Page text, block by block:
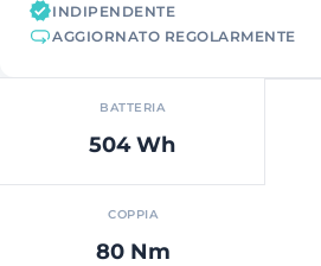
INDIPENDENTE
AGGIORNATO REGOLARMENTE
BATTERIA
504 Wh
COPPIA
80 Nm